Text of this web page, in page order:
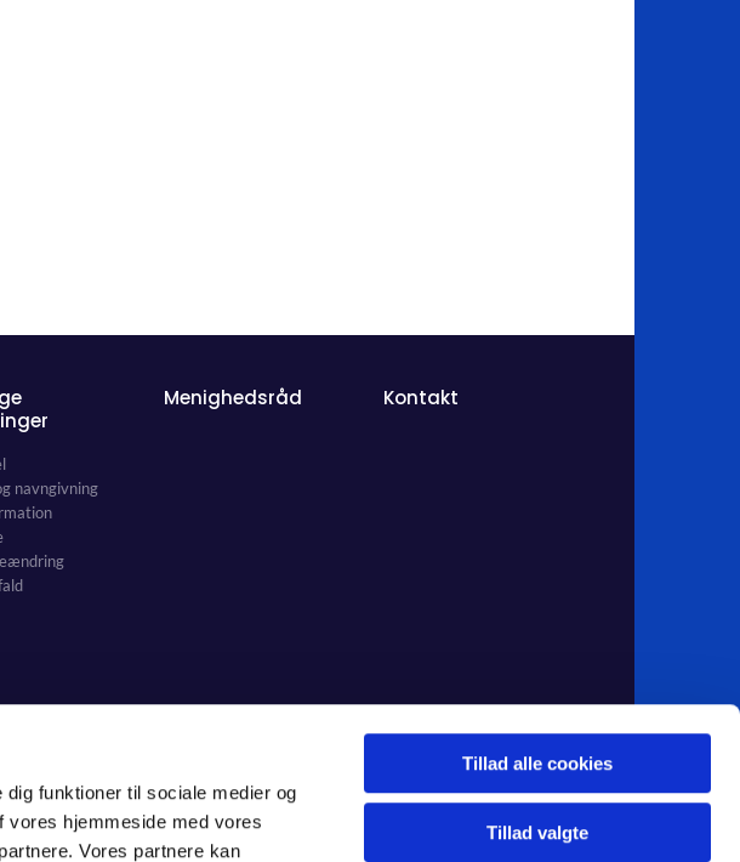
funktioner til sociale medier og
vores hjemmeside med vores
Vores partnere kan
Tillad alle cookies
Tillad valgte
navngivning
Menighedsråd Kontakt